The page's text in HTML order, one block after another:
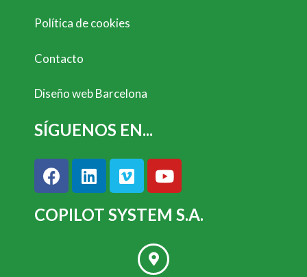
Política de cookies
Contacto
Diseño web Barcelona
SÍGUENOS EN...
COPILOT SYSTEM S.A.